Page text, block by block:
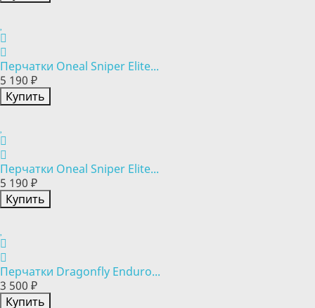
Перчатки Oneal Sniper Elite...
5 190 ₽
Купить
Перчатки Oneal Sniper Elite...
5 190 ₽
Купить
Перчатки Dragonfly Enduro...
3 500 ₽
Купить